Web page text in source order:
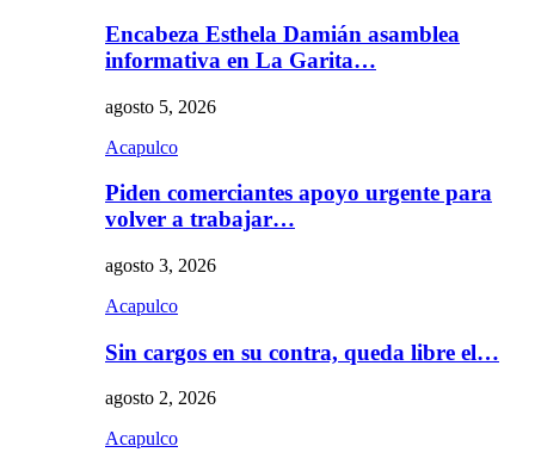
Encabeza Esthela Damián asamblea
informativa en La Garita…
agosto 5, 2026
Acapulco
Piden comerciantes apoyo urgente para
volver a trabajar…
agosto 3, 2026
Acapulco
Sin cargos en su contra, queda libre el…
agosto 2, 2026
Acapulco